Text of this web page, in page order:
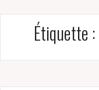
Étiquette :